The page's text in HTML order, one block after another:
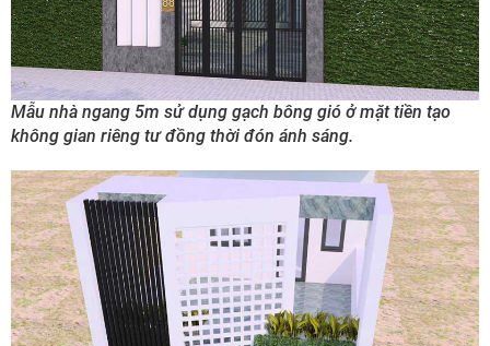
Mẫu nhà ngang 5m sử dụng gạch bông gió ở mặt tiền tạo
không gian riêng tư đồng thời đón ánh sáng.